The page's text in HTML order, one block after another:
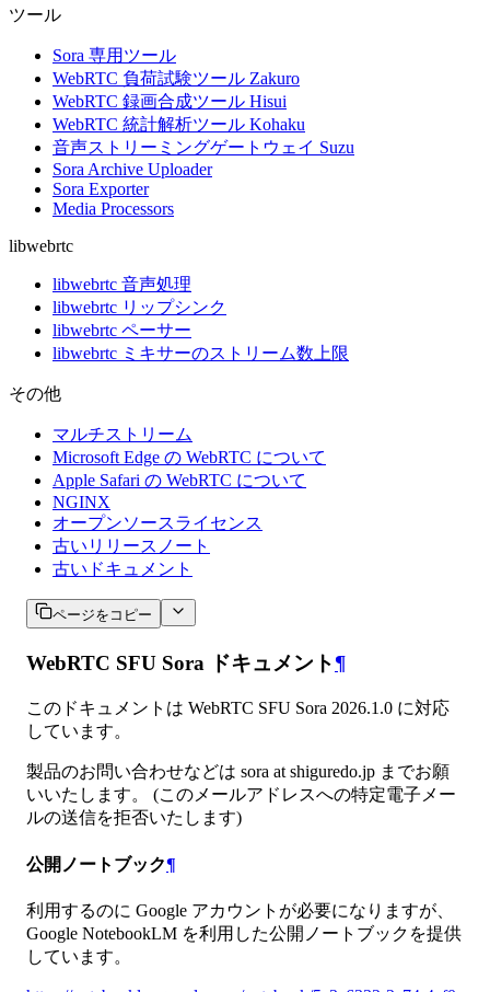
ツール
Sora 専用ツール
WebRTC 負荷試験ツール Zakuro
WebRTC 録画合成ツール Hisui
WebRTC 統計解析ツール Kohaku
音声ストリーミングゲートウェイ Suzu
Sora Archive Uploader
Sora Exporter
Media Processors
libwebrtc
libwebrtc 音声処理
libwebrtc リップシンク
libwebrtc ペーサー
libwebrtc ミキサーのストリーム数上限
その他
マルチストリーム
Microsoft Edge の WebRTC について
Apple Safari の WebRTC について
NGINX
オープンソースライセンス
古いリリースノート
古いドキュメント
ページをコピー
WebRTC SFU Sora ドキュメント¶
このドキュメントは WebRTC SFU Sora 2026.1.0 に対応
しています。
製品のお問い合わせなどは sora at shiguredo.jp までお願
いいたします。 (このメールアドレスへの特定電子メー
ルの送信を拒否いたします)
公開ノートブック¶
利用するのに Google アカウントが必要になりますが、
Google NotebookLM を利用した公開ノートブックを提供
しています。